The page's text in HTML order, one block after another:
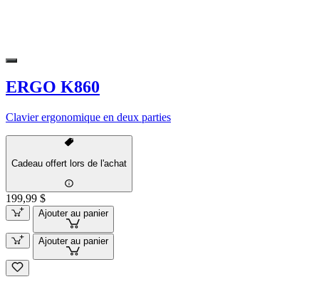
ERGO K860
Clavier ergonomique en deux parties
Cadeau offert lors de l'achat
199,99 $
Ajouter au panier
Ajouter au panier